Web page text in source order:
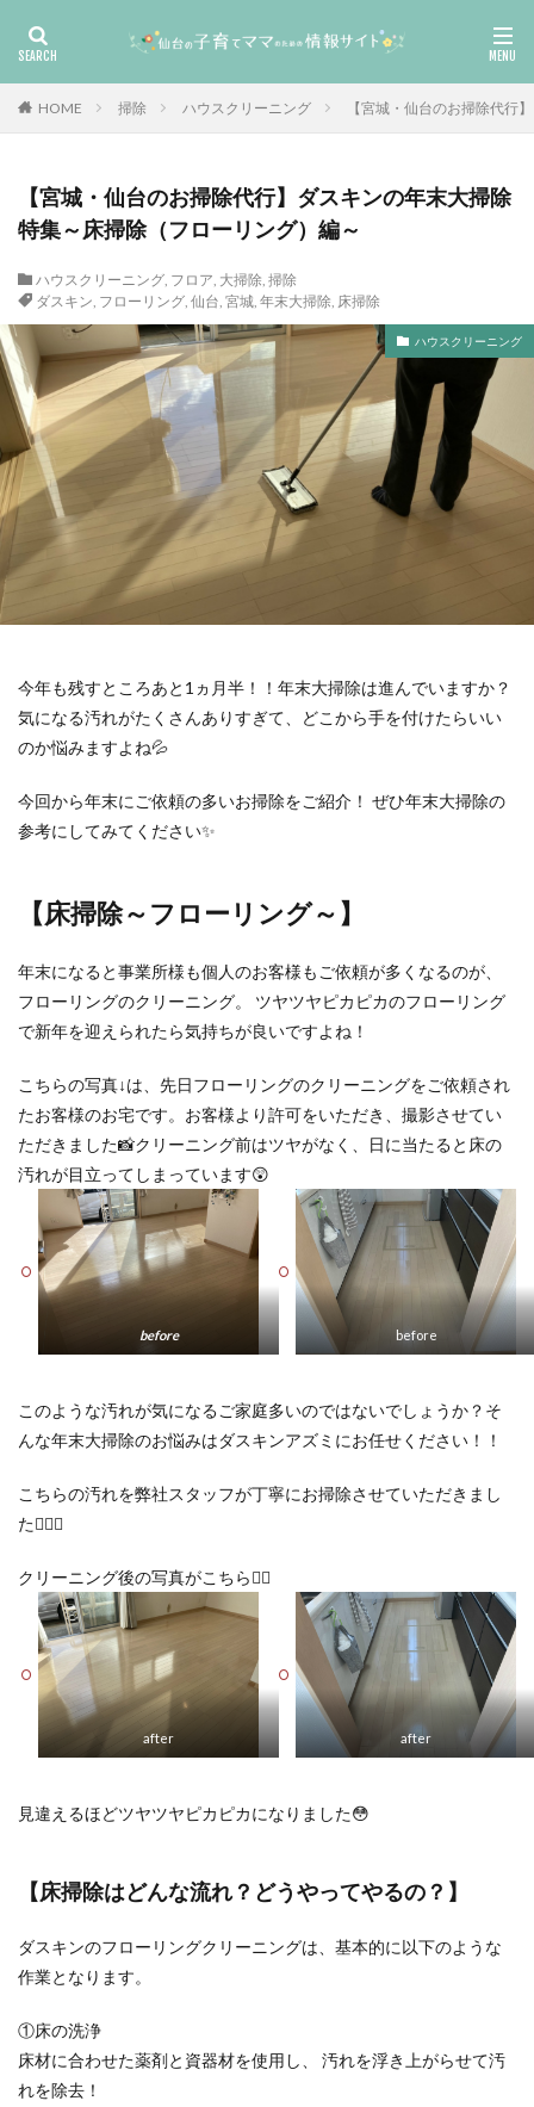
HOME 掃除 ハウスクリーニング 【宮城・仙台のお掃除代行
【宮城・仙台のお掃除代行】ダスキンの年末大掃除
特集～床掃除（フローリング）編～
ハウスクリーニング, フロア, 大掃除, 掃除
ダスキン, フローリング, 仙台, 宮城, 年末大掃除, 床掃除
ハウスクリーニング
今年も残すところあと1ヵ月半！！年末大掃除は進んでいますか？
気になる汚れがたくさんありすぎて、どこから手を付けたらいい
のか悩みますよね💦
今回から年末にご依頼の多いお掃除をご紹介！ ぜひ年末大掃除の
参考にしてみてください✨
【床掃除～フローリング～】
年末になると事業所様も個人のお客様もご依頼が多くなるのが、
フローリングのクリーニング。 ツヤツヤピカピカのフローリング
で新年を迎えられたら気持ちが良いですよね！
こちらの写真↓は、先日フローリングのクリーニングをご依頼され
たお客様のお宅です。お客様より許可をいただき、撮影させてい
ただきました📸クリーニング前はツヤがなく、日に当たると床の
汚れが目立ってしまっています😲
before before
このような汚れが気になるご家庭多いのではないでしょうか？そ
んな年末大掃除のお悩みはダスキンアズミにお任せください！！
こちらの汚れを弊社スタッフが丁寧にお掃除させていただきまし
た🙋‍♂️✨
クリーニング後の写真がこちら💁‍♂️
after after
見違えるほどツヤツヤピカピカになりました😳
【床掃除はどんな流れ？どうやってやるの？】
ダスキンのフローリングクリーニングは、基本的に以下のような
作業となります。
①床の洗浄
床材に合わせた薬剤と資器材を使用し、 汚れを浮き上がらせて汚
れを除去！